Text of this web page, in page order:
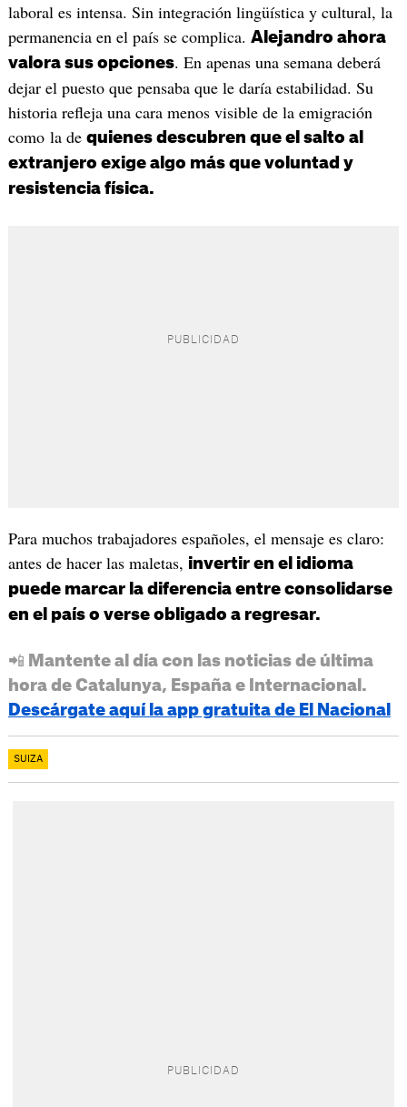
laboral es intensa. Sin integración lingüística y cultural, la
permanencia en el país se complica. Alejandro ahora
valora sus opciones. En apenas una semana deberá
dejar el puesto que pensaba que le daría estabilidad. Su
historia refleja una cara menos visible de la emigración
como la de quienes descubren que el salto al
extranjero exige algo más que voluntad y
resistencia física.
Para muchos trabajadores españoles, el mensaje es claro:
antes de hacer las maletas, invertir en el idioma
puede marcar la diferencia entre consolidarse
en el país o verse obligado a regresar.
📲 Mantente al día con las noticias de última
hora de Catalunya, España e Internacional.
Descárgate aquí la app gratuita de El Nacional
SUIZA